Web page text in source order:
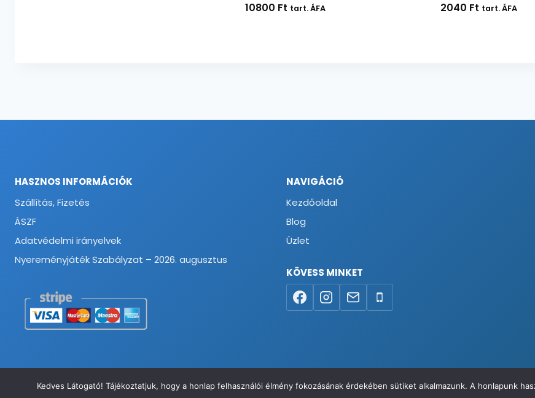
10800 Ft tart. ÁFA 2040 Ft tart. ÁFA
HASZNOS INFORMÁCIÓK
Szállítás, Fizetés
ÁSZF
Adatvédelmi irányelvek
Nyereményjáték Szabályzat – 2026. augusztus
NAVIGÁCIÓ
Kezdőoldal
Blog
Üzlet
KÖVESS MINKET
© 2026 Munkavédelmi és Ruházati Webáruház - Minden jog fenntartva
Kedves Látogató! Tájékoztatjuk, hogy a honlap felhasználói élmény fokozásának érdekében sütiket alkalmazunk. A honlapunk